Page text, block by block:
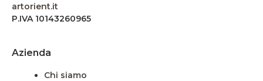
artorient.it
P.IVA 10143260965
Azienda
Chi siamo